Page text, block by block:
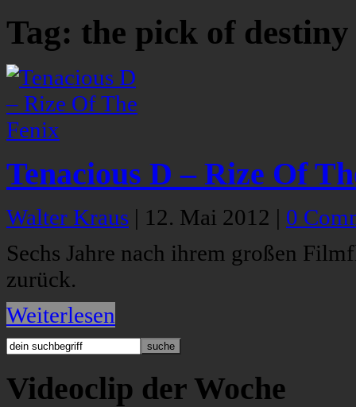
Tag: the pick of destiny
Tenacious D – Rize Of
Walter Kraus | 12. Mai 2012 | 0
Sechs Jahre nach ihrem großen
zurück.
Weiterlesen
Videoclip der Woche